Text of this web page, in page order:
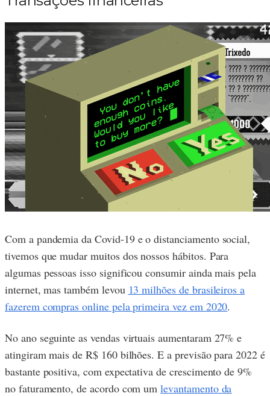
Com a pandemia da Covid-19 e o distanciamento social,
tivemos que mudar muitos dos nossos hábitos. Para
algumas pessoas isso significou consumir ainda mais pela
internet, mas também levou 13 milhões de brasileiros a
fazerem compras online pela primeira vez em 2020.
No ano seguinte as vendas virtuais aumentaram 27% e
atingiram mais de R$ 160 bilhões. E a previsão para 2022 é
bastante positiva, com expectativa de crescimento de 9%
no faturamento, de acordo com umlevantamento da